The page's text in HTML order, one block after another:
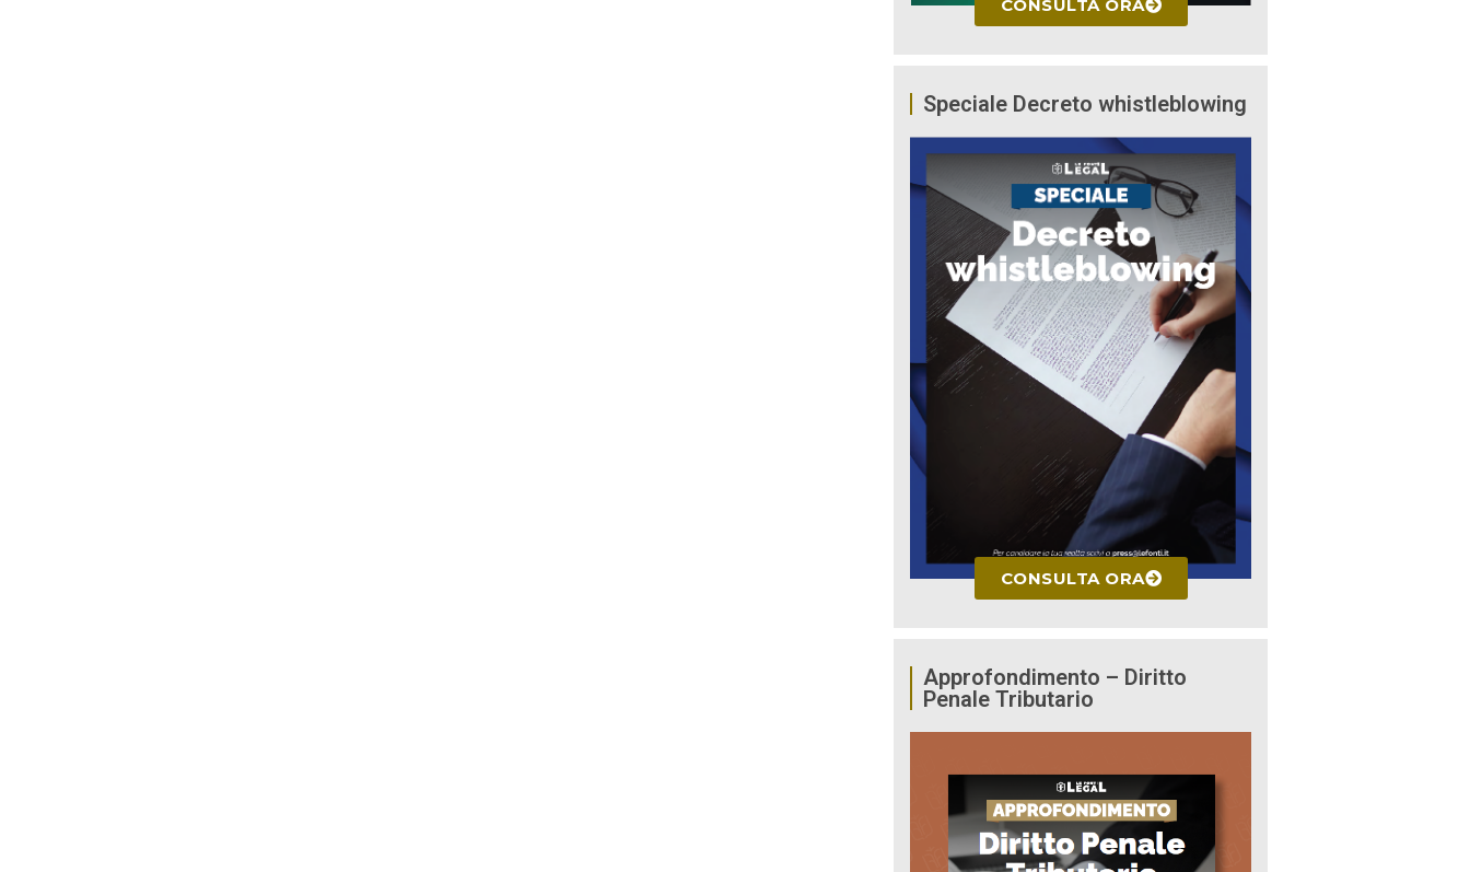
CONSULTA ORA
Speciale Decreto whistleblowing
CONSULTA ORA
Approfondimento – Diritto
Penale Tributario